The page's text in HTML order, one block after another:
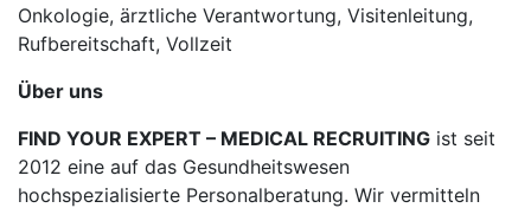
Onkologie, ärztliche Verantwortung, Visitenleitung,
Rufbereitschaft, Vollzeit
Über uns
FIND YOUR EXPERT – MEDICAL RECRUITING ist seit
2012 eine auf das Gesundheitswesen
hochspezialisierte Personalberatung. Wir vermitteln